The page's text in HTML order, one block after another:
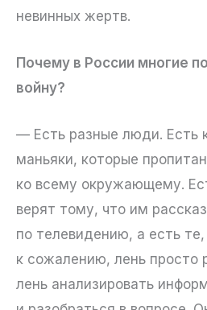
невинных жертв.
Почему в России многие
войну?
— Есть разные люди. Есть
маньяки, которые
ко всему окружающему.
верят тому, что им
по телевидению, а есть
к сожалению, лень просто
лень анализировать